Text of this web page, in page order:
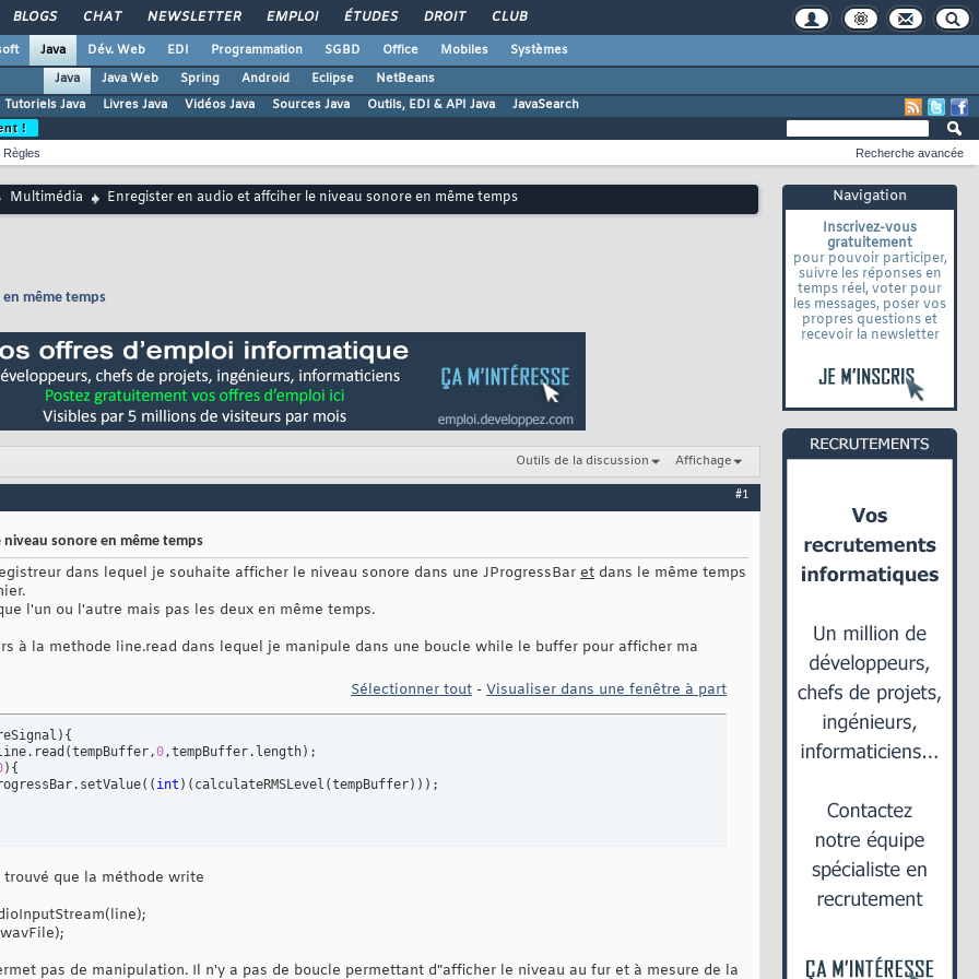
BLOGS CHAT NEWSLETTER EMPLOI ÉTUDES DROIT CLUB
Java Dév. Web EDI Programmation SGBD Office Mobiles
Systèmes
Java
Java Web Spring Android Eclipse
NetBeans
Tutoriels Java
Livres Java Vidéos Java Sources Java Outils, EDI & API Java JavaSearch
Navigation
Inscrivez-vous
gratuitement
pour pouvoir participer,
suivre les réponses en
temps réel, voter pour
les messages, poser vos
propres questions et
recevoir la newsletter
!
Règles
Recherche avancée
Multimédia Enregister en audio et affciher le niveau sonore en même temps
même temps
Outils de la discussion Affichage
#1
sonore en même temps
dans lequel je souhaite afficher le niveau sonore dans une JProgressBar et dans le même temps
l'un ou l'autre mais pas les deux en même temps.
à la methode line.read dans lequel je manipule dans une boucle while le buffer pour afficher ma
Sélectionner tout - Visualiser dans une fenêtre à part
) {
(tempBuffer,0,tempBuffer.length) ;
) {
( ( int ) ( calculateRMSLevel (tempBuffer) ) ) ;
que la méthode write
pas de manipulation. Il n'y a pas de boucle permettant d"afficher le niveau au fur et à mesure de la